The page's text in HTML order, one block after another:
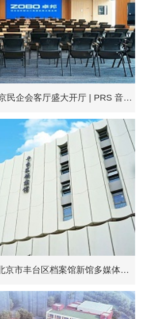
ZOBO卓邦助力北京民企会客厅盛大开厅 | PRS 音响为其打造音视频系统
ZOBO卓邦案例 | 北京市丰台区档案馆新馆多媒体音视频系统建设项目